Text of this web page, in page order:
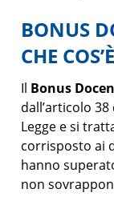
BONUS
CHE
Il Bonus
dall’articolo
Legge e si
corrisposto ai
hanno
non